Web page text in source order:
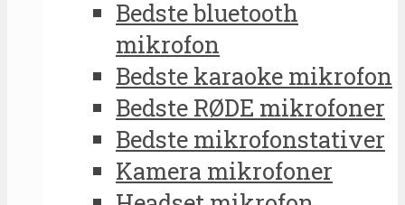
Bedste bluetooth
mikrofon
Bedste karaoke mikrofon
Bedste RØDE mikrofoner
Bedste mikrofonstativer
Kamera mikrofoner